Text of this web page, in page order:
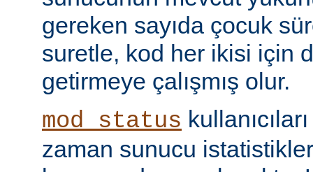
gereken sayıda çocuk
suretle, kod her ikisi için
getirmeye çalışmış olur.
mod_status
zaman sunucu